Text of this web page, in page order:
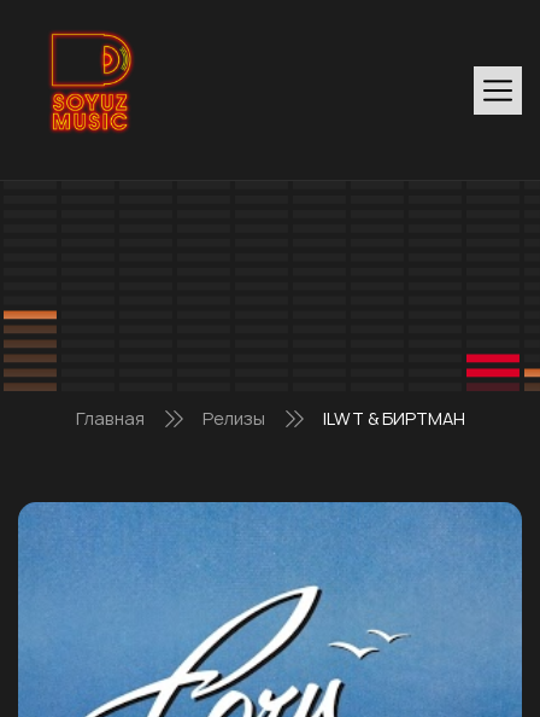
Главная Релизы ILWT & БИРТМАН